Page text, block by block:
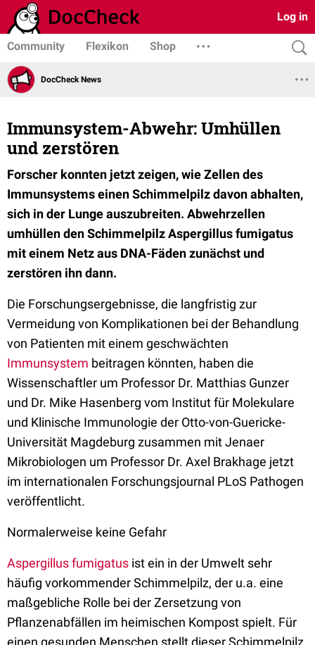
Log in
Community Flexikon Shop
DocCheck News
Immunsystem-Abwehr: Umhüllen
und zerstören
Forscher konnten jetzt zeigen, wie Zellen des
Immunsystems einen Schimmelpilz davon abhalten,
sich in der Lunge auszubreiten. Abwehrzellen
umhüllen den Schimmelpilz Aspergillus fumigatus
mit einem Netz aus DNA-Fäden zunächst und
zerstören ihn dann.
Die Forschungsergebnisse, die langfristig zur
Vermeidung von Komplikationen bei der Behandlung
von Patienten mit einem geschwächten
Immunsystem beitragen könnten, haben die
Wissenschaftler um Professor Dr. Matthias Gunzer
und Dr. Mike Hasenberg vom Institut für Molekulare
und Klinische Immunologie der Otto-von-Guericke-
Universität Magdeburg zusammen mit Jenaer
Mikrobiologen um Professor Dr. Axel Brakhage jetzt
im internationalen Forschungsjournal PLoS Pathogen
veröffentlicht.
Normalerweise keine Gefahr
Aspergillus fumigatus ist ein in der Umwelt sehr
häufig vorkommender Schimmelpilz, der u.a. eine
maßgebliche Rolle bei der Zersetzung von
Pflanzenabfällen im heimischen Kompost spielt. Für
einen gesunden Menschen stellt dieser Schimmelpilz